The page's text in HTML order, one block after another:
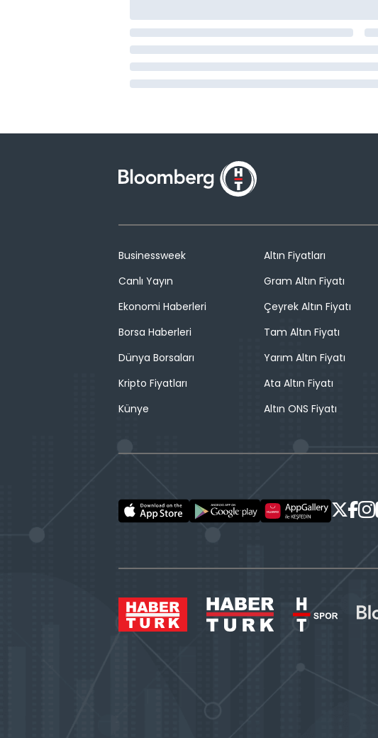
Businessweek
Canlı Yayın
Ekonomi Haberleri
Borsa Haberleri
Dünya Borsaları
Kripto Fiyatları
Künye
Altın Fiyatları
Gram Altın Fiyatı
Çeyrek Altın Fiyatı
Tam Altın Fiyatı
Yarım Altın Fiyatı
Ata Altın Fiyatı
Altın ONS Fiyatı